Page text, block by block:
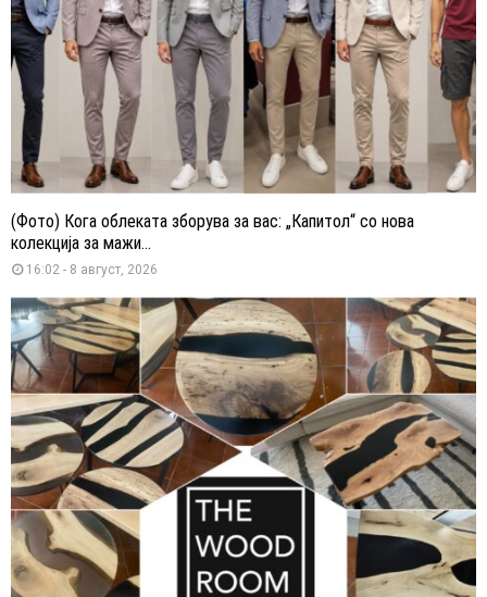
(Фото) Кога облеката зборува за вас: „Капитол“ со нова
колекција за мажи...
16:02 - 8 август, 2026